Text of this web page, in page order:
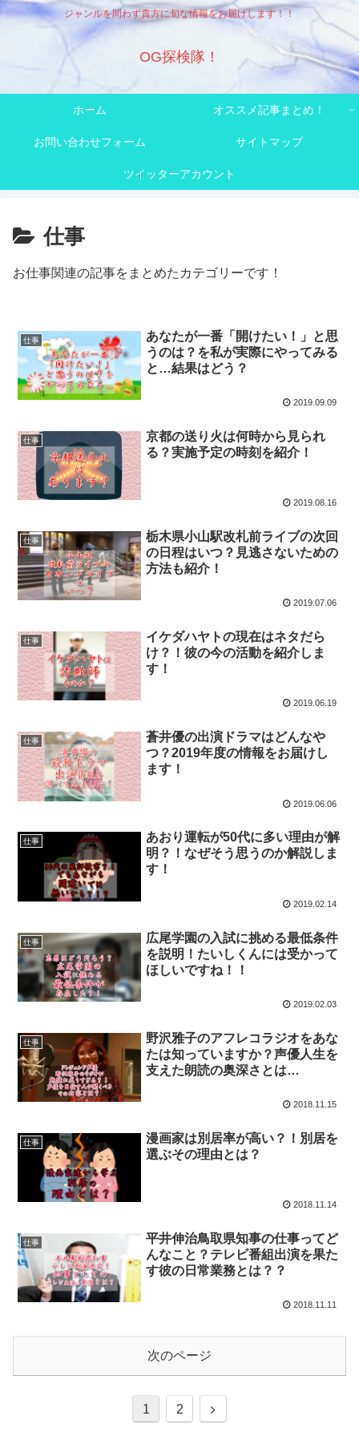
ジャンルを問わず貴方に旬な情報をお届けします！！
OG探検隊！
ホーム オススメ記事まとめ！
お問い合わせフォーム サイトマップ
ツイッターアカウント
仕事
お仕事関連の記事をまとめたカテゴリーです！
仕事
あなたが一番「開けたい！」と思
うのは？を私が実際にやってみる
と…結果はどう？
2019.09.09
仕事
京都の送り火は何時から見られ
る？実施予定の時刻を紹介！
2019.08.16
仕事
栃木県小山駅改札前ライブの次回
の日程はいつ？見逃さないための
方法も紹介！
2019.07.06
仕事
イケダハヤトの現在はネタだら
け？！彼の今の活動を紹介しま
す！
2019.06.19
仕事
蒼井優の出演ドラマはどんなや
つ？2019年度の情報をお届けし
ます！
2019.06.06
仕事
あおり運転が50代に多い理由が解
明？！なぜそう思うのか解説しま
す！
2019.02.14
仕事
広尾学園の入試に挑める最低条件
を説明！たいしくんには受かって
ほしいですね！！
2019.02.03
仕事
野沢雅子のアフレコラジオをあな
たは知っていますか？声優人生を
支えた朗読の奥深さとは…
2018.11.15
仕事
漫画家は別居率が高い？！別居を
選ぶその理由とは？
2018.11.14
仕事
平井伸治鳥取県知事の仕事ってど
んなこと？テレビ番組出演を果た
す彼の日常業務とは？？
2018.11.11
次のページ
1 2